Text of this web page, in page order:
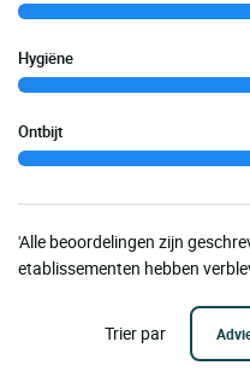
Hygiëne
Ontbijt
'Alle beoordelingen zijn
etablissementen hebben
Trier par